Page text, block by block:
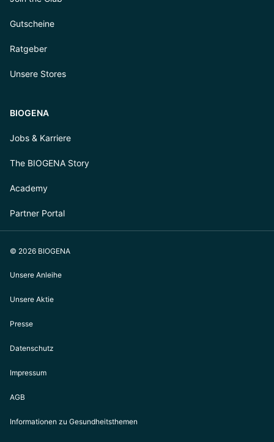
Gutscheine
Ratgeber
Unsere Stores
BIOGENA
Jobs & Karriere
The BIOGENA Story
Academy
Partner Portal
© 2026 BIOGENA
Unsere Anleihe
Unsere Aktie
Presse
Datenschutz
Impressum
AGB
Informationen zu Gesundheitsthemen